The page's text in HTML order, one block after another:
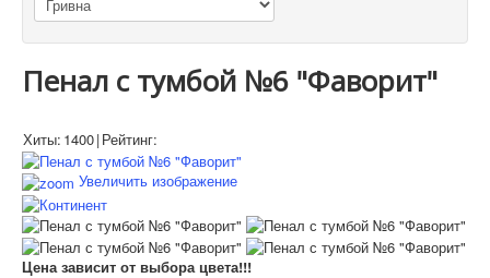
Пенал с тумбой №6 "Фаворит"
Хиты: 1400|Рейтинг:
Увеличить изображение
Цена зависит от выбора цвета!!!